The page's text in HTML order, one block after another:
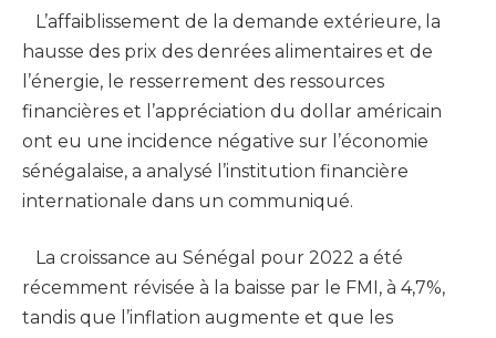
L’affaiblissement de la demande extérieure, la
hausse des prix des denrées alimentaires et de
l’énergie, le resserrement des ressources
financières et l’appréciation du dollar américain
ont eu une incidence négative sur l’économie
sénégalaise, a analysé l’institution financière
internationale dans un communiqué.
La croissance au Sénégal pour 2022 a été
récemment révisée à la baisse par le FMI, à 4,7%,
tandis que l’inflation augmente et que les